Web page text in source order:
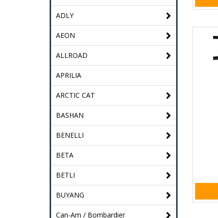
ADLY
AEON
ALLROAD
APRILIA
ARCTIC CAT
BASHAN
BENELLI
BETA
BETLI
BUYANG
Can-Am / Bombardier